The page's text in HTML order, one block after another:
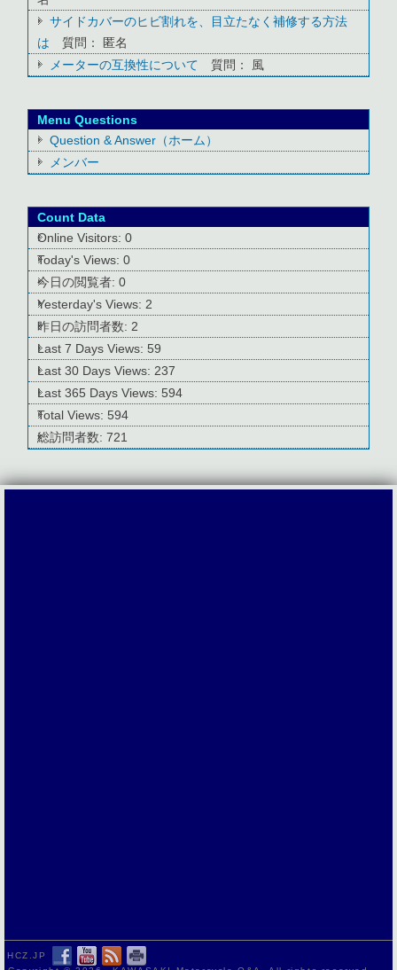
サイドカバーのヒビ割れを、目立たなく補修する方法
は
質問： 匿名
メーターの互換性について
質問： 風
Menu Questions
Question & Answer（ホーム）
メンバー
Count Data
Online Visitors:0
Today's Views:0
今日の閲覧者:0
Yesterday's Views: 2
昨日の訪問者数: 2
Last 7 Days Views: 59
Last 30 Days Views: 237
Last 365 Days Views: 594
Total Views: 594
総訪問者数:721
HCZ.JP